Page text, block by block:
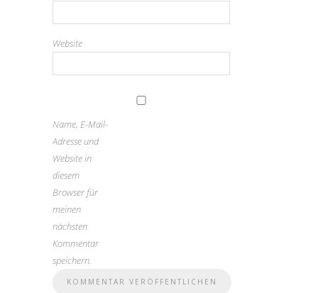
Website
Name, E-Mail-
Adresse und
Website in
diesem
Browser für
meinen
nächsten
Kommentar
speichern.